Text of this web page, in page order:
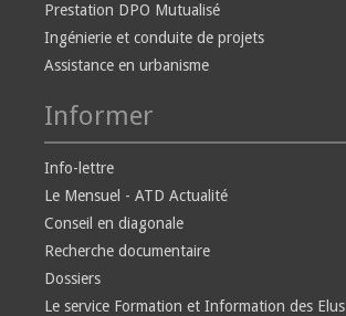
Prestation DPO Mutualisé
Ingénierie et conduite de projets
Assistance en urbanisme
Informer
Info-lettre
Le Mensuel - ATD Actualité
Conseil en diagonale
Recherche documentaire
Dossiers
Le service Formation et Information des Elus